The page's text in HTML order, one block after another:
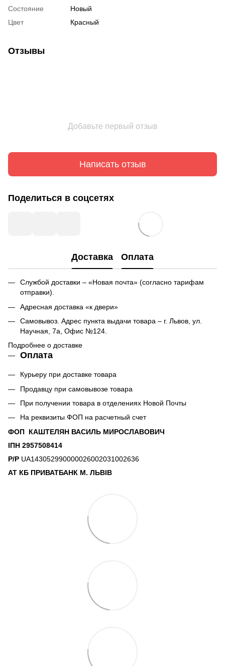
Состояние
Новый
Цвет
Красный
Отзывы
Добавьте первый отзыв
Написать отзыв
Поделиться в соцсетях
Доставка Оплата
Службой доставки – «Новая почта» (согласно тарифам
отправки).
Адресная доставка «к двери»
Самовывоз. Адрес пункта выдачи товара – г. Львов, ул.
Научная, 7а, Офис №124.
Подробнее о доставке
Оплата
Курьеру при доставке товара
Продавцу при самовывозе товара
При получении товара в отделениях Новой Почты
На реквизиты ФОП на расчетный счет
ФОП КАШТЕЛЯН ВАСИЛЬ МИРОСЛАВОВИЧ
ІПН 2957508414
Р/Р UA143052990000026002031002636
АТ КБ ПРИВАТБАНК М. ЛЬВІВ